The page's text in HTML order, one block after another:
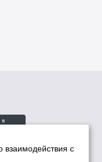
взаимодействия с